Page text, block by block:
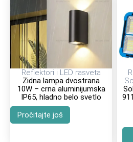
Reflektori i LED rasveta
Zidna lampa dvostrana
10W – crna aluminijumska
IP65, hladno belo svetlo
Pročitajte još